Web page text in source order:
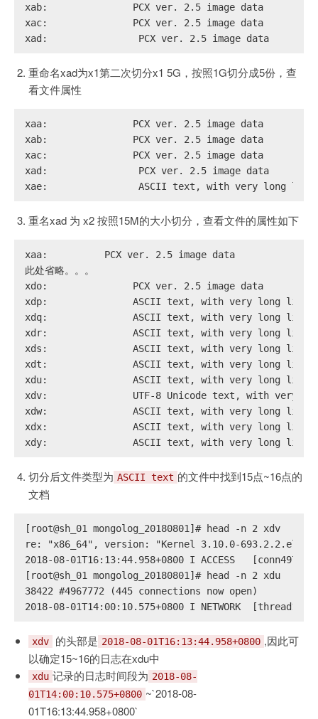
xab:               PCX ver. 2.5 image data
xac:               PCX ver. 2.5 image data
xad:                PCX ver. 2.5 image data
重命名xad为x1第二次切分x1 5G，按照1G切分成5份，查
看文件属性
xaa:               PCX ver. 2.5 image data
xab:               PCX ver. 2.5 image data
xac:               PCX ver. 2.5 image data
xad:                PCX ver. 2.5 image data
xae:                ASCII text, with very long
重名xad 为 x2 按照15M的大小切分，查看文件的属性如下
xaa:	      PCX ver. 2.5 image data
此处省略。。。
xdo:               PCX ver. 2.5 image data
xdp:               ASCII text, with very long lines
xdq:               ASCII text, with very long lines
xdr:               ASCII text, with very long lines
xds:               ASCII text, with very long lines
xdt:               ASCII text, with very long lines
xdu:               ASCII text, with very long lines
xdv:               UTF-8 Unicode text, with very
xdw:               ASCII text, with very long lines
xdx:               ASCII text, with very long lines
xdy:               ASCII text, with very long lines
切分后文件类型为 ASCII text 的文件中找到15点~16点的
文档
[root@sh_01 mongolog_20180801]# head -n 2 xdv
re: "x86_64", version: "Kernel 3.10.0-
2018-08-01T16:13:44.958+0800 I ACCESS
[root@sh_01 mongolog_20180801]# head -n 2 xdu
38422 #4967772 (445 connections now open)
2018-08-01T14:00:10.575+0800 I NETWORK
xdv 的头部是 2018-08-01T16:13:44.958+0800 ,因此可
以确定15~16的日志在xdu中
xdu 记录的日志时间段为 2018-08-
01T14:00:10.575+0800 ~`2018-08-
01T16:13:44.958+0800`